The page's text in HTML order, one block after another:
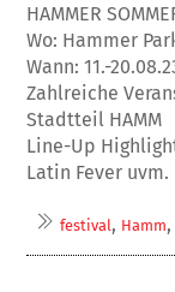
HAMMER
Wo: Hammer
Wann: 11.-
Zahlreiche
Stadtteil HAMM
Line-Up
Latin Fever uvm.
festival, Hamm,